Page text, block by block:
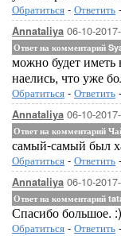
Обратиться - Ответить -
Annataliya 06-10-
Ответ на комментарий
можно будет
наелись, что уже
Обратиться - Ответить -
Annataliya 06-10-
Ответ на комментарий
самый-самый был
Обратиться - Ответить -
Annataliya 06-10-
Ответ на комментарий
Спасибо большое. :)
Обратиться - Ответить -